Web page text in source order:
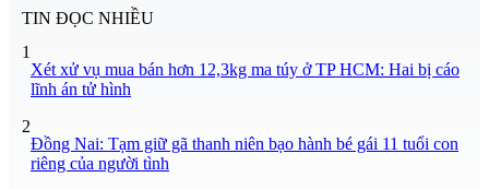
TIN ĐỌC NHIỀU
1
Xét xử vụ mua bán hơn 12,3kg ma túy ở TP HCM: Hai bị cáo
lĩnh án tử hình
2
Đồng Nai: Tạm giữ gã thanh niên bạo hành bé gái 11 tuổi con
riêng của người tình